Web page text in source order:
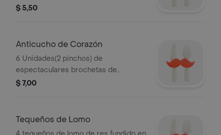
$ 5,50
Anticucho de Corazón
6 Unidades(2 pinchos) de
espectaculares brochetas de
corazón de res aderezados con
cocinada y frita, bañadas en queso
cheddar. .
$ 7,00
Tequeños de Lomo